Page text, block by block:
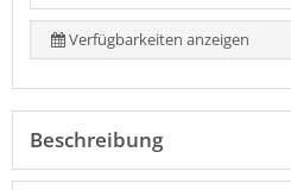
Verfügbarkeiten anzeigen
Beschreibung